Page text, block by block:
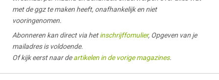
met de ggz te maken heeft, onafhankelijk en niet
vooringenomen.
Abonneren kan direct via hetinschrijffomulier, Opgeven van je
mailadres is voldoende.
Of kijk eerst naar deartikelen in de vorige magazines.